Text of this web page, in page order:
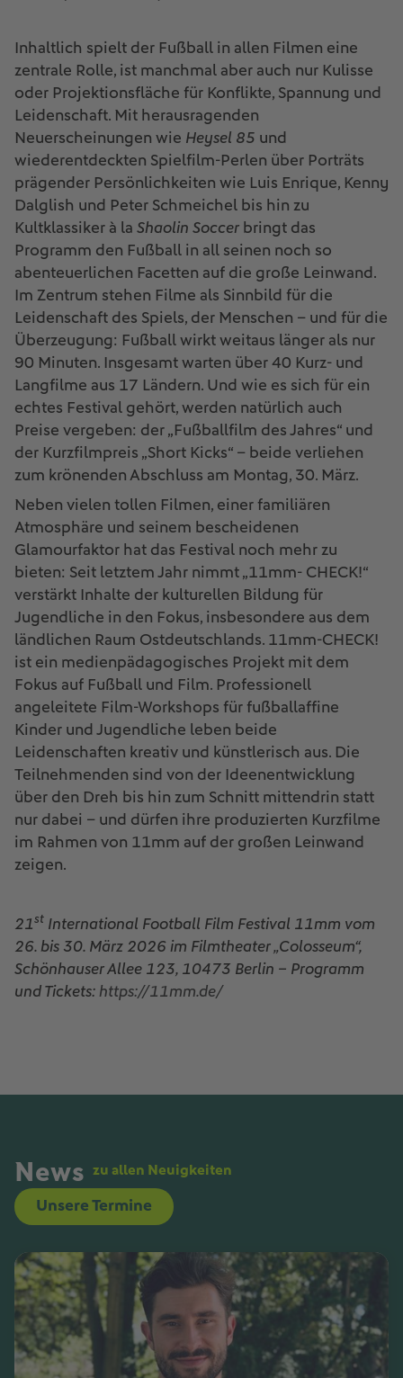
Inhaltlich spielt der Fußball in allen Filmen eine
zentrale Rolle, ist manchmal aber auch nur Kulisse
oder Projektionsfläche für Konflikte, Spannung und
Leidenschaft. Mit herausragenden
Neuerscheinungen wie Heysel 85 und
wiederentdeckten Spielfilm-Perlen über Porträts
prägender Persönlichkeiten wie Luis Enrique, Kenny
Dalglish und Peter Schmeichel bis hin zu
Kultklassiker à la Shaolin Soccer bringt das
Programm den Fußball in all seinen noch so
abenteuerlichen Facetten auf die große Leinwand.
Im Zentrum stehen Filme als Sinnbild für die
Leidenschaft des Spiels, der Menschen – und für die
Überzeugung: Fußball wirkt weitaus länger als nur
90 Minuten. Insgesamt warten über 40 Kurz- und
Langfilme aus 17 Ländern. Und wie es sich für ein
echtes Festival gehört, werden natürlich auch
Preise vergeben: der „Fußballfilm des Jahres“ und
der Kurzfilmpreis „Short Kicks“ – beide verliehen
zum krönenden Abschluss am Montag, 30. März.
Neben vielen tollen Filmen, einer familiären
Atmosphäre und seinem bescheidenen
Glamourfaktor hat das Festival noch mehr zu
bieten: Seit letztem Jahr nimmt „11mm- CHECK!“
verstärkt Inhalte der kulturellen Bildung für
Jugendliche in den Fokus, insbesondere aus dem
ländlichen Raum Ostdeutschlands. 11mm-CHECK!
ist ein medienpädagogisches Projekt mit dem
Fokus auf Fußball und Film. Professionell
angeleitete Film-Workshops für fußballaffine
Kinder und Jugendliche leben beide
Leidenschaften kreativ und künstlerisch aus. Die
Teilnehmenden sind von der Ideenentwicklung
über den Dreh bis hin zum Schnitt mittendrin statt
nur dabei – und dürfen ihre produzierten Kurzfilme
im Rahmen von 11mm auf der großen Leinwand
zeigen.
21st International Football Film Festival 11mm vom
26. bis 30. März 2026 im Filmtheater „Colosseum“,
Schönhauser Allee 123, 10473 Berlin – Programm
und Tickets: https://11mm.de/
News zu allen Neuigkeiten
Unsere Termine